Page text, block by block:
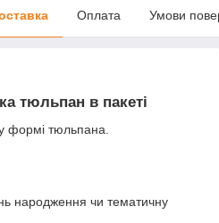
Оплата Умови
тюльпан в пакеті
формі тюльпана.
народження чи тематичну